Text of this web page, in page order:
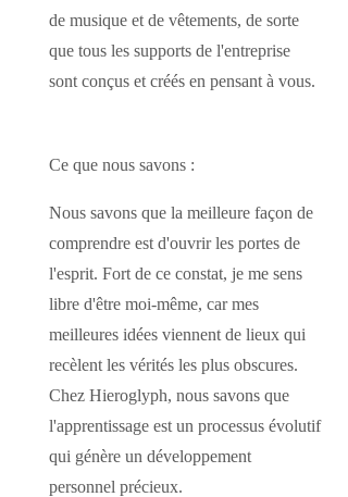
de musique et de vêtements, de sorte
que tous les supports de l'entreprise
sont conçus et créés en pensant à vous.
Ce que nous savons :
Nous savons que la meilleure façon de
comprendre est d'ouvrir les portes de
l'esprit. Fort de ce constat, je me sens
libre d'être moi-même, car mes
meilleures idées viennent de lieux qui
recèlent les vérités les plus obscures.
Chez Hieroglyph, nous savons que
l'apprentissage est un processus évolutif
qui génère un développement
personnel précieux.